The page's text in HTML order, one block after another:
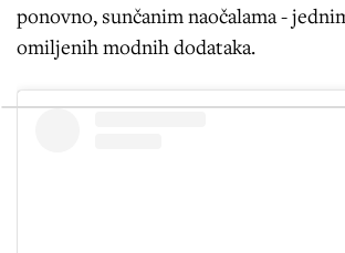
ponovno, sunčanim naočalama -
omiljenih modnih dodataka.